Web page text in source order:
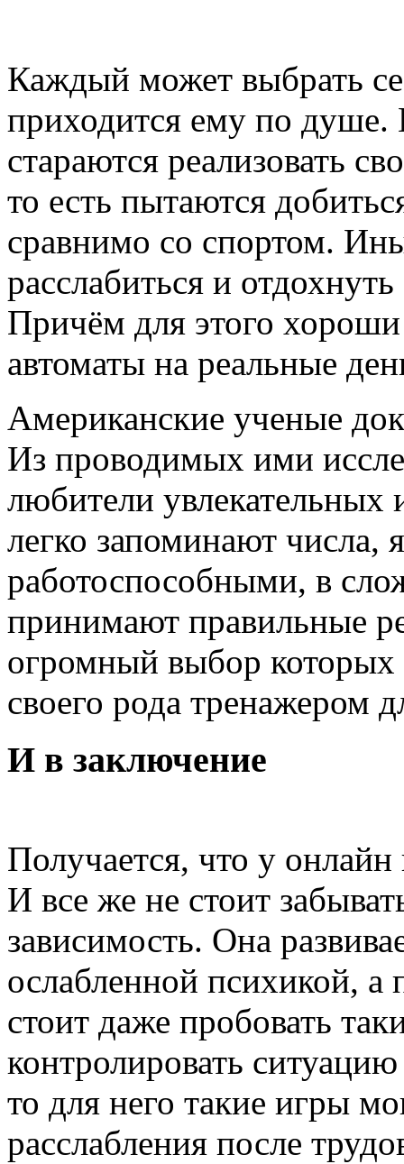
Каждый может выбрать
приходится ему по
стараются реализовать
то есть пытаются
сравнимо со спортом.
расслабиться и
Причём для этого
автоматы на реальные
Американские ученые
Из проводимых ими
любители увлекательных
легко запоминают числа,
работоспособными, в
принимают правильные
огромный выбор которых
своего рода тренажером
И в заключение
Получается, что у онлайн
И все же не стоит
зависимость. Она
ослабленной психикой,
стоит даже пробовать
контролировать
то для него такие игры
расслабления после